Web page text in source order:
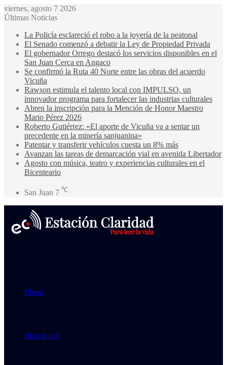
viernes, agosto 7 2026
Últimas Noticias
La Policía esclareció el robo a la joyería de la peatonal
El Senado comenzó a debatir la Ley de Propiedad Privada
El gobernador Orrego destacó los servicios disponibles en el
San Juan Cerca en Angaco
Se confirmó la Ruta 40 Norte entre las obras del acuerdo
Vicuña
Rawson estimula el talento local con IMPULSO, un
innovador programa para fortalecer las industrias culturales
Abren la inscripción para la Mención de Honor Maestro
Mario Pérez 2026
Roberto Gutiérrez: «El aporte de Vicuña va a sentar un
precedente en la minería sanjuanina»
Patentar y transferir vehículos cuesta un 8% más
Avanzan las tareas de demarcación vial en avenida Libertador
Agosto con música, teatro y experiencias culturales en el
Bicenteario
San Juan 7 ℃
Menú
Buscar por